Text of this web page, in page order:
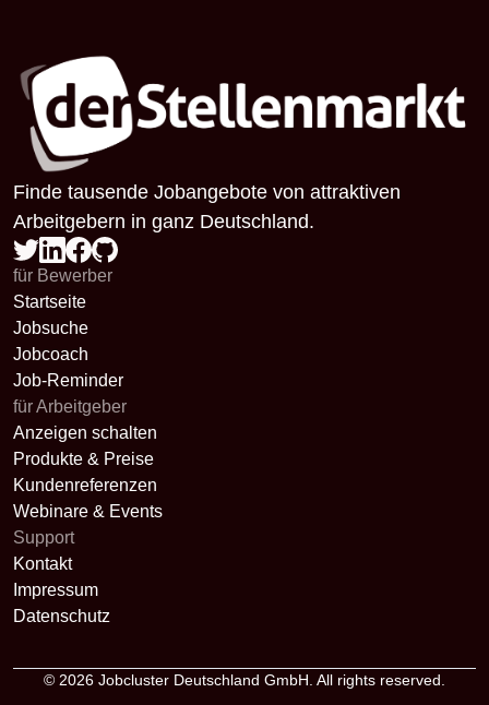
Finde tausende Jobangebote von attraktiven
Arbeitgebern in ganz Deutschland.
für Bewerber
Startseite
Jobsuche
Jobcoach
Job-Reminder
für Arbeitgeber
Anzeigen schalten
Produkte & Preise
Kundenreferenzen
Webinare & Events
Support
Kontakt
Impressum
Datenschutz
© 2026 Jobcluster Deutschland GmbH. All rights reserved.